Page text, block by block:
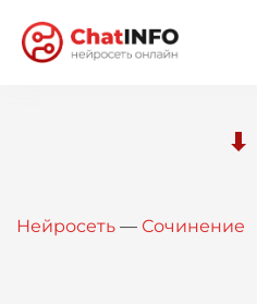
Вход
Нейросеть — Сочинение